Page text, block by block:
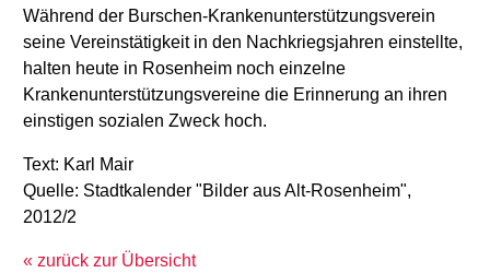
Während der Burschen-Krankenunterstützungsverein
seine Vereinstätigkeit in den Nachkriegsjahren einstellte,
halten heute in Rosenheim noch einzelne
Krankenunterstützungsvereine die Erinnerung an ihren
einstigen sozialen Zweck hoch.
Text: Karl Mair
Quelle: Stadtkalender "Bilder aus Alt-Rosenheim",
2012/2
« zurück zur Übersicht